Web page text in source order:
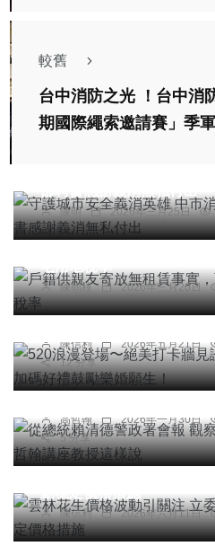
較舊
台中消防之光 ！台中消
期國際繩索邀請賽」季軍
陳明 2026年三月25日
綜合新聞
戶籍供親友寄放無租賃事
陳朝枝 2026年三月20日
綜合新聞
520浪漫登場〜絕美打卡牆
陳信利 2026年五月21日
12 分享
專欄
從總統賴清德警政署會報
高哲翰 2026年一月30日
5 分享
農業
雲林花生價格波動引關注
陳信利 2026年六月11日
綜合新聞 文教